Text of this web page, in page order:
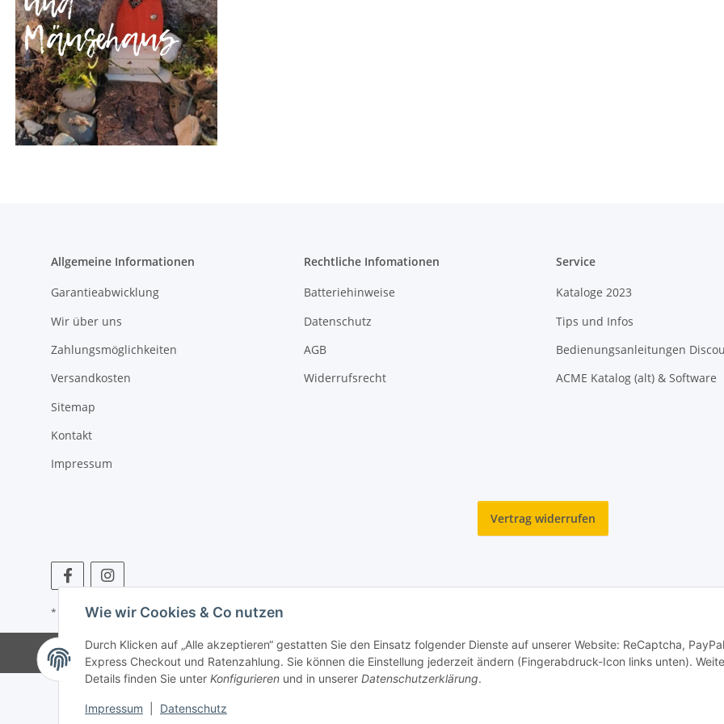
Wie wir Cookies & Co nutzen
Durch Klicken auf „Alle akzeptieren“ gestatten Sie den Einsatz folgender Dienste auf unserer Website: ReCaptcha, PayPal
Express Checkout und Ratenzahlung. Sie können die Einstellung jederzeit ändern (Fingerabdruck-Icon links unten).
Details finden Sie unter Konfigurieren und in unserer Datenschutzerklärung.
Impressum Datenschutz
Allgemeine Informationen
Garantieabwicklung
Wir über uns
Zahlungsmöglichkeiten
Versandkosten
Sitemap
Kontakt
Impressum
Rechtliche Infomationen
Batteriehinweise
Datenschutz
AGB
Widerrufsrecht
Service
Kataloge 2023
Tips und Infos
Bedienungsanleitungen
ACME Katalog (alt) & Software
Vertrag widerrufen
* Alle Preise inkl. gesetzlicher USt., zzgl. Versand
© Reitter Modellbau & Robotics